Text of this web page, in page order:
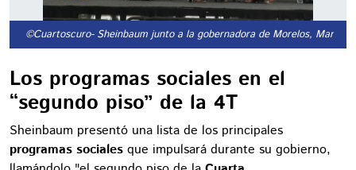
©Cuartoscuro- Sheinbaum junto a la gobernadora de Morelos,
Los programas sociales en el
“segundo piso” de la 4T
Sheinbaum presentó una lista de los principales
programas sociales que impulsará durante su gobierno,